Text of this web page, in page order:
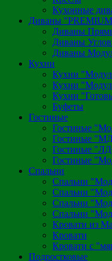
Кухонные
Диваны
Диваны
Диваны
Диваны
Кухни
Кухни
Кухни
Кухни
Буфеты
Гостиные
Гостиные
Гостиные
Гостиные
Гостиные
Спальни
Спальни
Спальни
Спальни
Спальни
Кровати из
Кровати
Кровати с
Подростковые